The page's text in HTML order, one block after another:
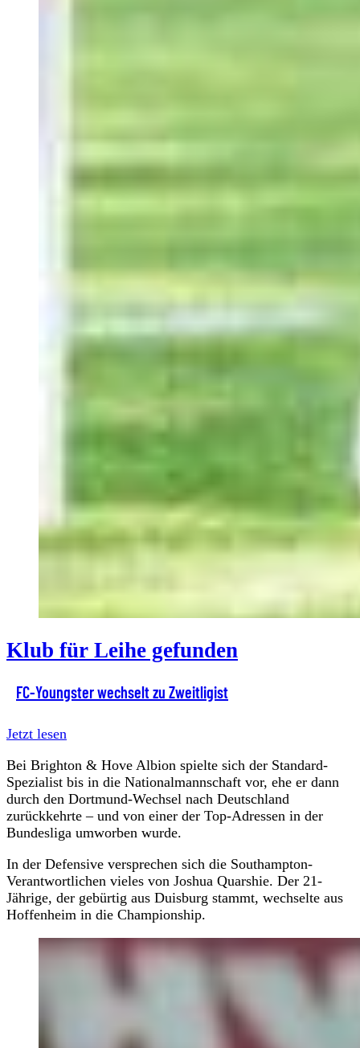
Klub für Leihe gefunden
FC-Youngster wechselt zu Zweitligist
Jetzt lesen
Bei Brighton & Hove Albion spielte sich der Standard-
Spezialist bis in die Nationalmannschaft vor, ehe er dann
durch den Dortmund-Wechsel nach Deutschland
zurückkehrte – und von einer der Top-Adressen in der
Bundesliga umworben wurde.
In der Defensive versprechen sich die Southampton-
Verantwortlichen vieles von Joshua Quarshie. Der 21-
Jährige, der gebürtig aus Duisburg stammt, wechselte aus
Hoffenheim in die Championship.